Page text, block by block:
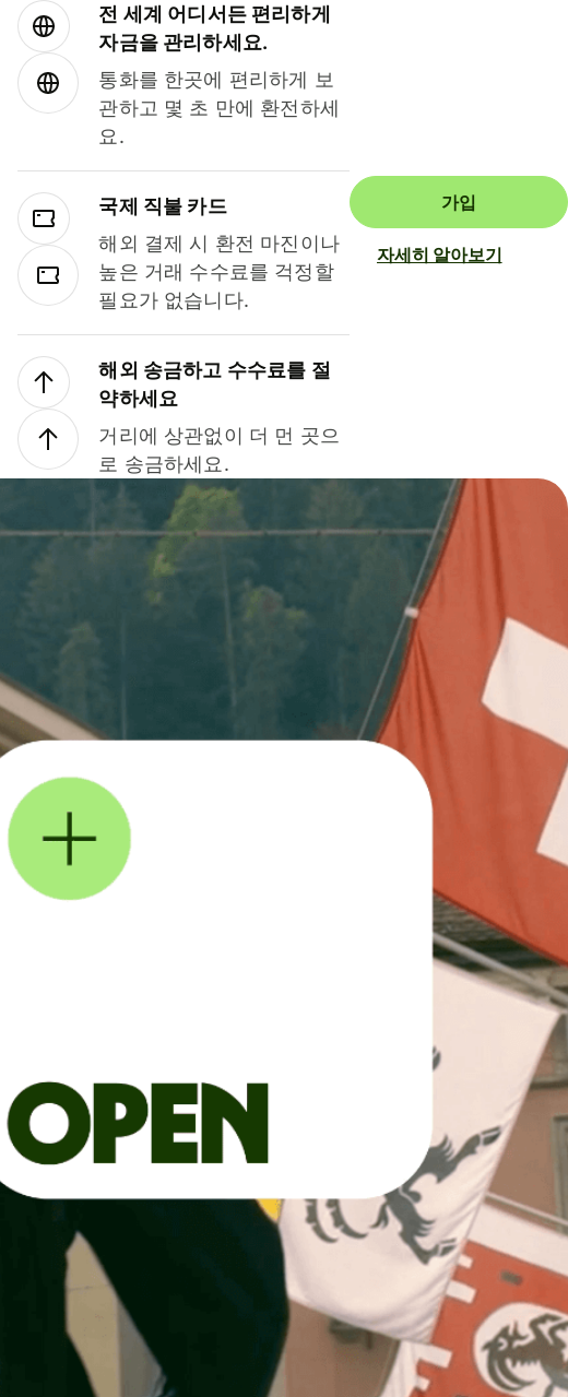
전 세계 어디서든 편리하게
자금을 관리하세요.
통화를 한곳에 편리하게 보
관하고 몇 초 만에 환전하세
요.
국제 직불 카드
해외 결제 시 환전 마진이나
높은 거래 수수료를 걱정할
필요가 없습니다.
해외 송금하고 수수료를 절
약하세요
거리에 상관없이 더 먼 곳으
로 송금하세요.
가입
자세히 알아보기